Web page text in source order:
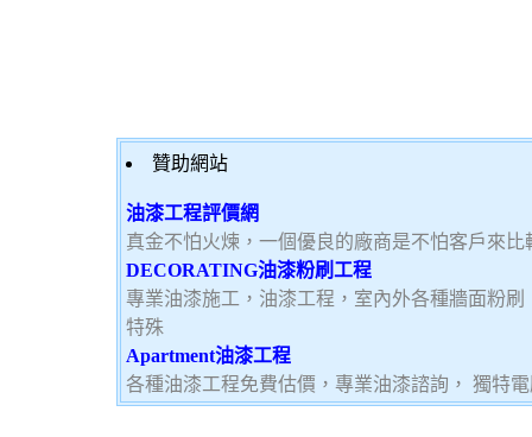
贊助網站
油漆工程評價網
真金不怕火煉，一個優良的廠商是不怕客戶來
DECORATING油漆粉刷工程
專業油漆施工，油漆工程，室內外各種牆面粉
特殊
Apartment油漆工程
各種油漆工程免費估價，專業油漆諮詢， 獨特